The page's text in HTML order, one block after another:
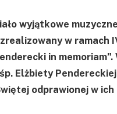
wyjątkowe
w ramach
in
Elżbiety
odprawionej w